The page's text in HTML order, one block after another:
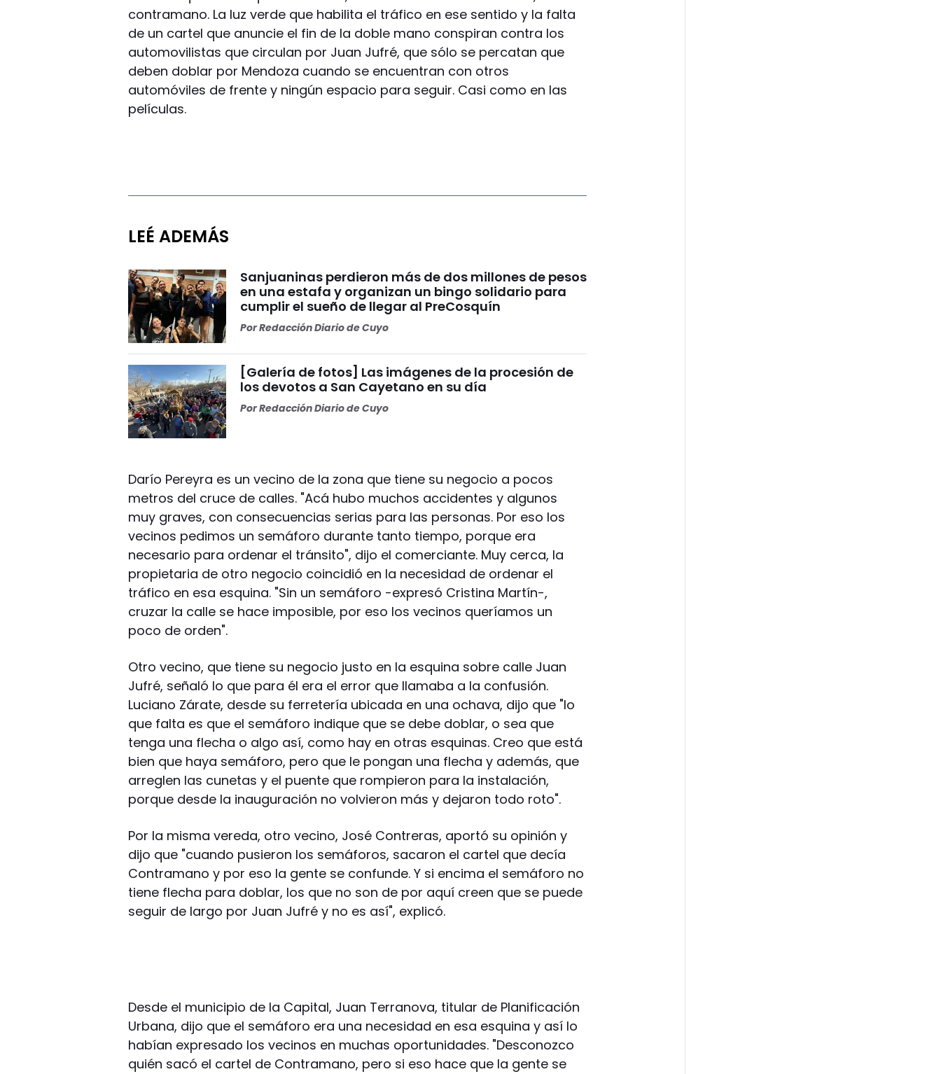
contramano. La luz verde que habilita el tráfico en ese sentido y la falta
de un cartel que anuncie el fin de la doble mano conspiran contra los
automovilistas que circulan por Juan Jufré, que sólo se percatan que
deben doblar por Mendoza cuando se encuentran con otros
automóviles de frente y ningún espacio para seguir. Casi como en las
películas.
LEÉ ADEMÁS
Sanjuaninas perdieron más de dos millones de pesos
en una estafa y organizan un bingo solidario para
cumplir el sueño de llegar al PreCosquín
PorRedacción Diario de Cuyo
[Galería de fotos] Las imágenes de la procesión de
los devotos a San Cayetano en su día
PorRedacción Diario de Cuyo
Darío Pereyra es un vecino de la zona que tiene su negocio a pocos
metros del cruce de calles. "Acá hubo muchos accidentes y algunos
muy graves, con consecuencias serias para las personas. Por eso los
vecinos pedimos un semáforo durante tanto tiempo, porque era
necesario para ordenar el tránsito", dijo el comerciante. Muy cerca, la
propietaria de otro negocio coincidió en la necesidad de ordenar el
tráfico en esa esquina. "Sin un semáforo -expresó Cristina Martín-,
cruzar la calle se hace imposible, por eso los vecinos queríamos un
poco de orden".
Otro vecino, que tiene su negocio justo en la esquina sobre calle Juan
Jufré, señaló lo que para él era el error que llamaba a la confusión.
Luciano Zárate, desde su ferretería ubicada en una ochava, dijo que "lo
que falta es que el semáforo indique que se debe doblar, o sea que
tenga una flecha o algo así, como hay en otras esquinas. Creo que está
bien que haya semáforo, pero que le pongan una flecha y además, que
arreglen las cunetas y el puente que rompieron para la instalación,
porque desde la inauguración no volvieron más y dejaron todo roto".
Por la misma vereda, otro vecino, José Contreras, aportó su opinión y
dijo que "cuando pusieron los semáforos, sacaron el cartel que decía
Contramano y por eso la gente se confunde. Y si encima el semáforo no
tiene flecha para doblar, los que no son de por aquí creen que se puede
seguir de largo por Juan Jufré y no es así", explicó.
Desde el municipio de la Capital, Juan Terranova, titular de Planificación
Urbana, dijo que el semáforo era una necesidad en esa esquina y así lo
habían expresado los vecinos en muchas oportunidades. "Desconozco
quién sacó el cartel de Contramano, pero si eso hace que la gente se